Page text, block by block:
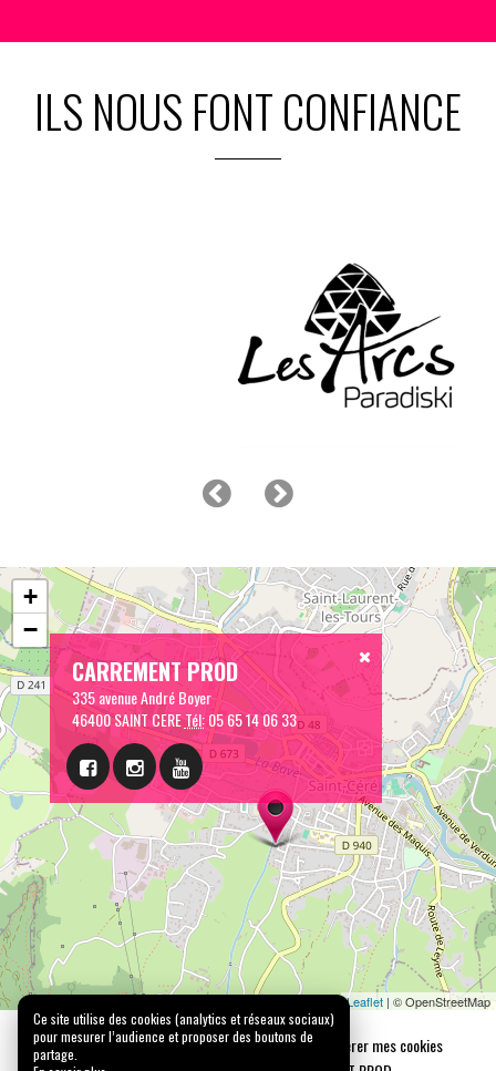
ILS NOUS FONT CONFIANCE
CARREMENT PROD
335 avenue André Boyer
46400 SAINT CERETél:05 65 14 06 33
Leaflet| © OpenStreetMap
Mentions légales Confidentialité
Gérer mes cookies
Tous droits réservés © 2026 |
CARREMENT PROD
N° SIRET : 489 153 718 00031 - APE : 9001 Z - N° TVA Int. : FR 61 489 153 718
Licence de spectacle 2ème catégorie N°2-1048153 - Licence de spectacle 3ème
catégorie N°3-1048152
Ce site utilise des cookies (analytics et réseaux sociaux)
pour mesurer l’audience et proposer des boutons de
partage.